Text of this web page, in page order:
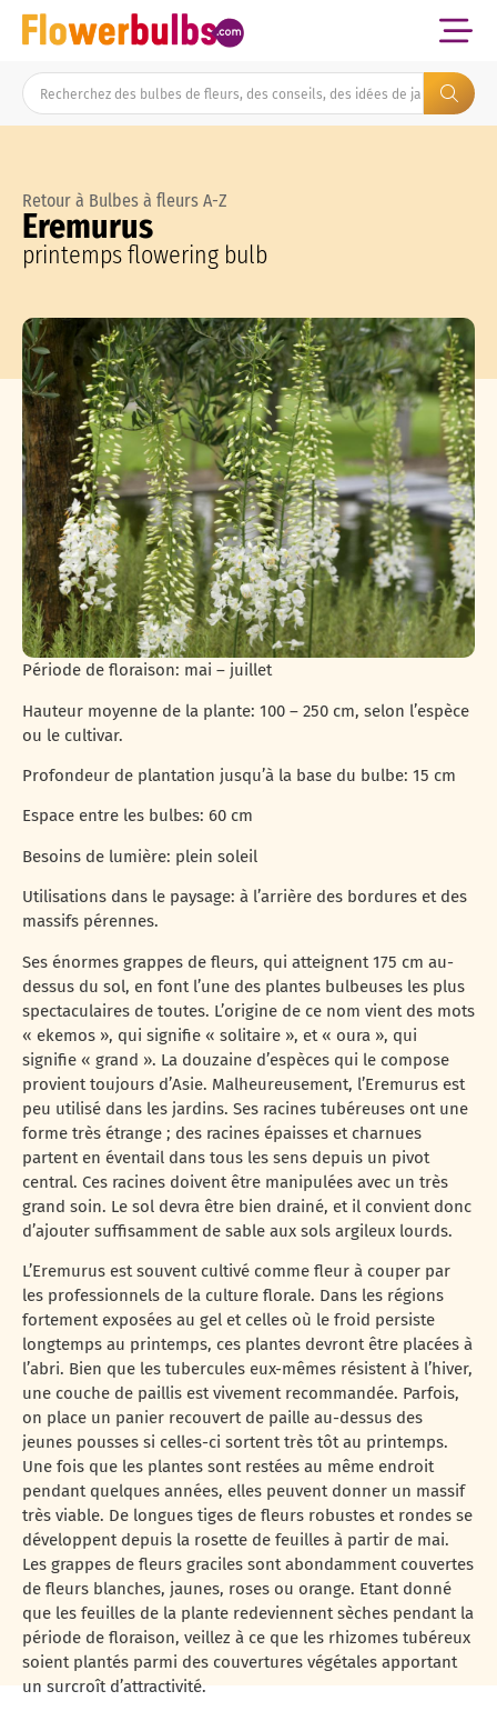
Retour à Bulbes à fleurs A-Z
Eremurus
printemps flowering bulb
Période de floraison: mai – juillet
Hauteur moyenne de la plante: 100 – 250 cm, selon l’espèce
ou le cultivar.
Profondeur de plantation jusqu’à la base du bulbe: 15 cm
Espace entre les bulbes: 60 cm
Besoins de lumière: plein soleil
Utilisations dans le paysage: à l’arrière des bordures et des
massifs pérennes.
Ses énormes grappes de fleurs, qui atteignent 175 cm au-
dessus du sol, en font l’une des plantes bulbeuses les plus
spectaculaires de toutes. L’origine de ce nom vient des mots
« ekemos », qui signifie « solitaire », et « oura », qui
signifie « grand ». La douzaine d’espèces qui le compose
provient toujours d’Asie. Malheureusement, l’Eremurus est
peu utilisé dans les jardins. Ses racines tubéreuses ont une
forme très étrange ; des racines épaisses et charnues
partent en éventail dans tous les sens depuis un pivot
central. Ces racines doivent être manipulées avec un très
grand soin. Le sol devra être bien drainé, et il convient donc
d’ajouter suffisamment de sable aux sols argileux lourds.
L’Eremurus est souvent cultivé comme fleur à couper par
les professionnels de la culture florale. Dans les régions
fortement exposées au gel et celles où le froid persiste
longtemps au printemps, ces plantes devront être placées à
l’abri. Bien que les tubercules eux-mêmes résistent à l’hiver,
une couche de paillis est vivement recommandée. Parfois,
on place un panier recouvert de paille au-dessus des
jeunes pousses si celles-ci sortent très tôt au printemps.
Une fois que les plantes sont restées au même endroit
pendant quelques années, elles peuvent donner un massif
très viable. De longues tiges de fleurs robustes et rondes se
développent depuis la rosette de feuilles à partir de mai.
Les grappes de fleurs graciles sont abondamment couvertes
de fleurs blanches, jaunes, roses ou orange. Etant donné
que les feuilles de la plante redeviennent sèches pendant la
période de floraison, veillez à ce que les rhizomes tubéreux
soient plantés parmi des couvertures végétales apportant
un surcroît d’attractivité.